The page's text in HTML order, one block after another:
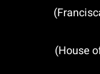
המנזר הפרנציסקני (Franciscan Monastery)
הבית של מרין דרזיץ' (House of Marin Držić)